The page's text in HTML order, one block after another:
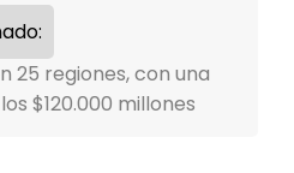
25 regiones, con una
$120.000 millones